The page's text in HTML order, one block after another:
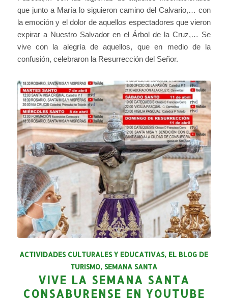
que junto a María lo siguieron camino del Calvario,… con
la emoción y el dolor de aquellos espectadores que vieron
expirar a Nuestro Salvador en el Árbol de la Cruz,… Se
vive con la alegría de aquellos, que en medio de la
confusión, celebraron la Resurrección del Señor.
ACTIVIDADES CULTURALES Y EDUCATIVAS, EL BLOG DE
TURISMO, SEMANA SANTA
VIVE LA SEMANA SANTA
CONSABURENSE EN YOUTUBE